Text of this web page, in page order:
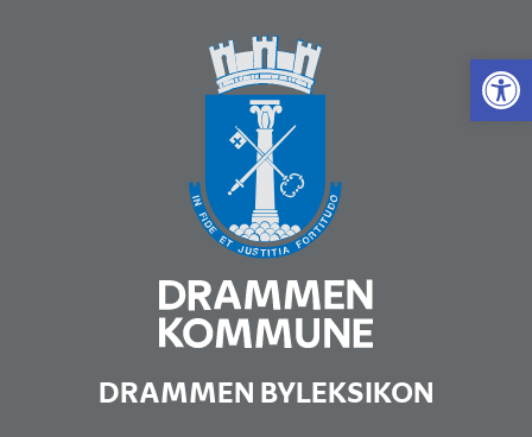
Vis
DRAMMEN BYLEKSIKON